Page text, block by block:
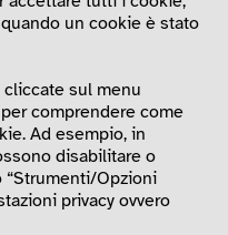
un cookie è stato
sul menu
comprendere come
Ad esempio, in
disabilitare o
Opzioni
privacy ovvero